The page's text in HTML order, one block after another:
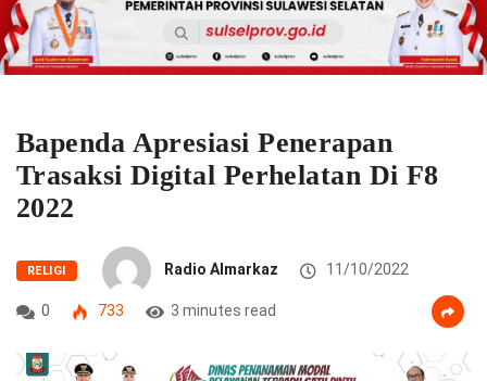
Bapenda Apresiasi Penerapan
Trasaksi Digital Perhelatan Di F8
2022
RELIGI Radio Almarkaz 11/10/2022
0 733 3 minutes read